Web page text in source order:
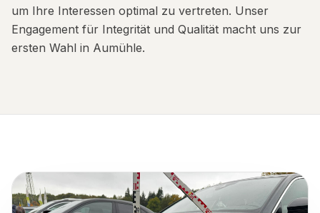
um Ihre Interessen optimal zu vertreten. Unser
Engagement für Integrität und Qualität macht uns zur
ersten Wahl in Aumühle.